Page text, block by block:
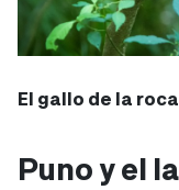
El gallo de la roca
Puno y el